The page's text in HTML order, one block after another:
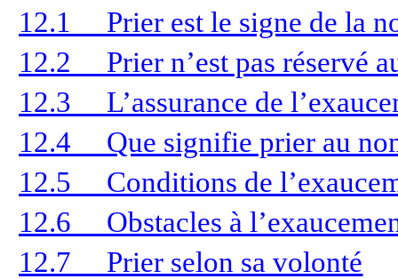
12.1
Prier est le signe de la
12.2
Prier n’est pas réservé
12.3
L’assurance de
12.4
Que signifie prier au
12.5
Conditions de
12.6
Obstacles à
12.7
Prier selon sa volonté